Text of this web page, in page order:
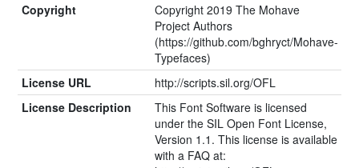
Copyright
Copyright 2019 The Mohave
Project Authors
(https://github.com/bghryct/Mohave-
Typefaces)
License URL
http://scripts.sil.org/OFL
License Description
This Font Software is licensed
under the SIL Open Font License,
Version 1.1. This license is available
with a FAQ at: